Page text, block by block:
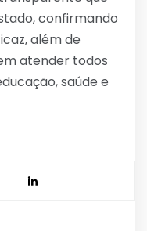
confirmando
além de
atender todos
saúde e